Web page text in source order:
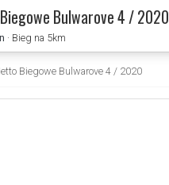
Bulwarove 4 / 2020
· Bieg na 5km
Biegowe Bulwarove 4 / 2020